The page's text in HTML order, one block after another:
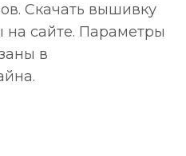
Скачать вышивку
сайте. Параметры
в